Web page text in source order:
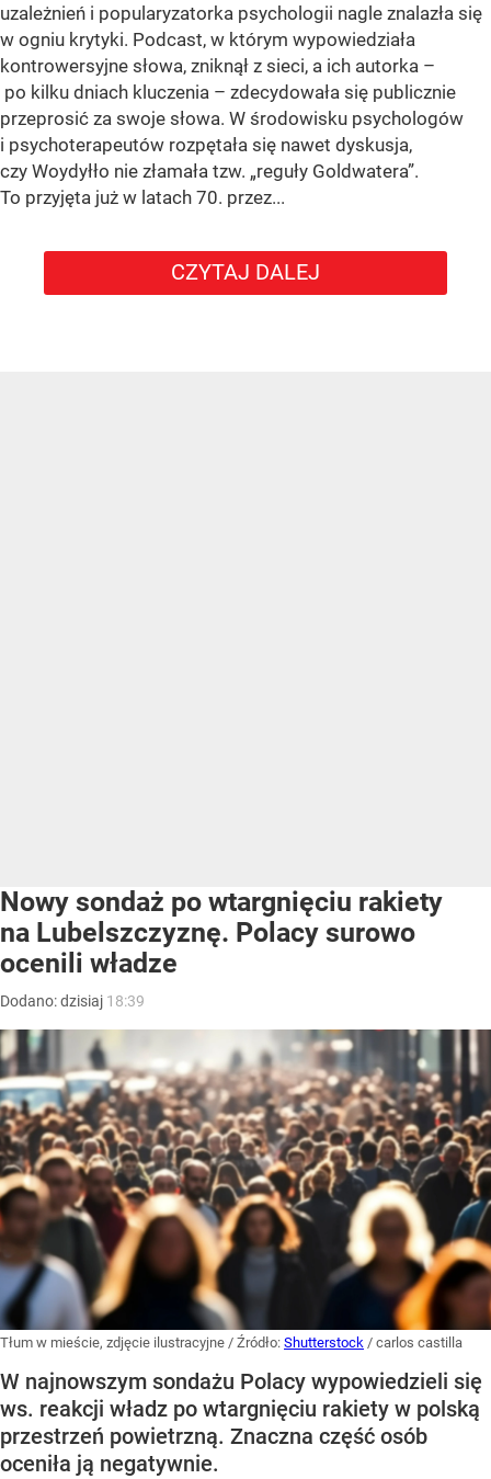
uzależnień i popularyzatorka psychologii nagle znalazła się
w ogniu krytyki. Podcast, w którym wypowiedziała
kontrowersyjne słowa, zniknął z sieci, a ich autorka –
po kilku dniach kluczenia – zdecydowała się publicznie
przeprosić za swoje słowa. W środowisku psychologów
i psychoterapeutów rozpętała się nawet dyskusja,
czy Woydyłło nie złamała tzw. „reguły Goldwatera”.
To przyjęta już w latach 70. przez...
CZYTAJ DALEJ
Nowy sondaż po wtargnięciu rakiety
na Lubelszczyznę. Polacy surowo
ocenili władze
Dodano:dzisiaj 18:39
Tłum w mieście, zdjęcie ilustracyjne / Źródło: Shutterstock / carlos castilla
W najnowszym sondażu Polacy wypowiedzieli się
ws. reakcji władz po wtargnięciu rakiety w polską
przestrzeń powietrzną. Znaczna część osób
oceniła ją negatywnie.